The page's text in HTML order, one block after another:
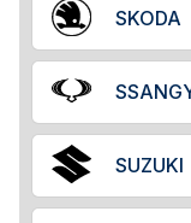
SKODA
SUZUKI